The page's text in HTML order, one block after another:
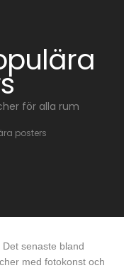
för alla rum
posters
senaste bland
med fotokonst och